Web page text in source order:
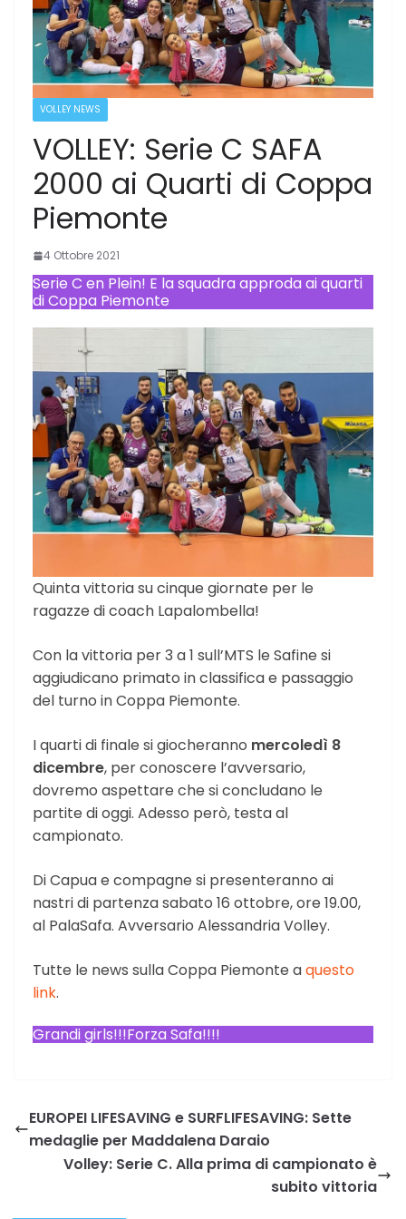
VOLLEY NEWS
VOLLEY: Serie C SAFA
2000 ai Quarti di Coppa
Piemonte
4 Ottobre 2021
Serie C en Plein! E la squadra approda ai quarti
di Coppa Piemonte
Quinta vittoria su cinque giornate per le
ragazze di coach Lapalombella!
Con la vittoria per 3 a 1 sull’MTS le Safine si
aggiudicano primato in classifica e passaggio
del turno in Coppa Piemonte.
I quarti di finale si giocheranno mercoledì 8
dicembre, per conoscere l’avversario,
dovremo aspettare che si concludano le
partite di oggi. Adesso però, testa al
campionato.
Di Capua e compagne si presenteranno ai
nastri di partenza sabato 16 ottobre, ore 19.00,
al PalaSafa. Avversario Alessandria Volley.
Tutte le news sulla Coppa Piemonte aquesto
link.
Grandi girls!!!Forza Safa!!!!
EUROPEI LIFESAVING e SURFLIFESAVING: Sette
medaglie per Maddalena Daraio
Volley: Serie C. Alla prima di campionato è
subito vittoria